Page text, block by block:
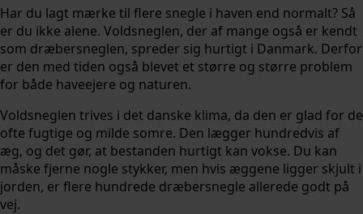
Har du lagt mærke til flere snegle i haven end normalt? Så
er du ikke alene. Voldsneglen, der af mange også er kendt
som dræbersneglen, spreder sig hurtigt i Danmark. Derfor
er den med tiden også blevet et større og større problem
for både haveejere og naturen.
Voldsneglen trives i det danske klima, da den er glad for de
ofte fugtige og milde somre. Den lægger hundredvis af
æg, og det gør, at bestanden hurtigt kan vokse. Du kan
måske fjerne nogle stykker, men hvis æggene ligger skjult i
jorden, er flere hundrede dræbersnegle allerede godt på
vej.